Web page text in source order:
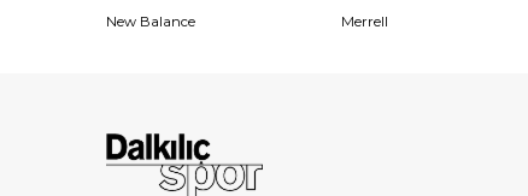
New Balance
Merrell